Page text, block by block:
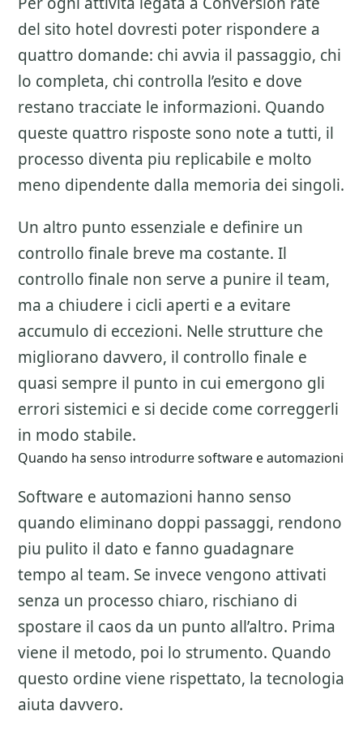
del sito hotel dovresti poter rispondere a
quattro domande: chi avvia il passaggio, chi
lo completa, chi controlla l’esito e dove
restano tracciate le informazioni. Quando
queste quattro risposte sono note a tutti, il
processo diventa piu replicabile e molto
meno dipendente dalla memoria dei singoli.
Un altro punto essenziale e definire un
controllo finale breve ma costante. Il
controllo finale non serve a punire il team,
ma a chiudere i cicli aperti e a evitare
accumulo di eccezioni. Nelle strutture che
migliorano davvero, il controllo finale e
quasi sempre il punto in cui emergono gli
errori sistemici e si decide come correggerli
in modo stabile.
Quando ha senso introdurre software e automazioni
Software e automazioni hanno senso
quando eliminano doppi passaggi, rendono
piu pulito il dato e fanno guadagnare
tempo al team. Se invece vengono attivati
senza un processo chiaro, rischiano di
spostare il caos da un punto all’altro. Prima
viene il metodo, poi lo strumento. Quando
questo ordine viene rispettato, la tecnologia
aiuta davvero.